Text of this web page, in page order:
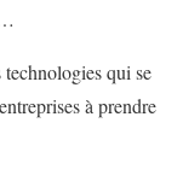
qui se
à prendre